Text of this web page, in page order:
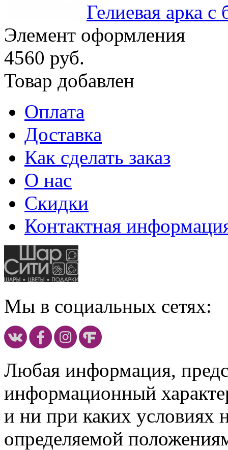
Гелиевая арка
Элемент оформления
4560 руб.
Товар добавлен
Оплата
Доставка
Как сделать заказ
О нас
Скидки
Контактная
Мы в социальных сетях:
Любая информация,
информационный
и ни при каких условиях
определяемой